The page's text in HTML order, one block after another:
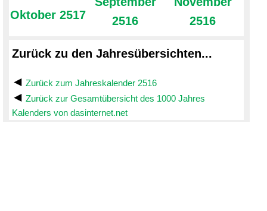
Oktober 2517
2516
2516
Zurück zu den Jahresübersichten...
Zurück zum Jahreskalender 2516
Zurück zur Gesamtübersicht des 1000 Jahres
Kalenders von dasinternet.net